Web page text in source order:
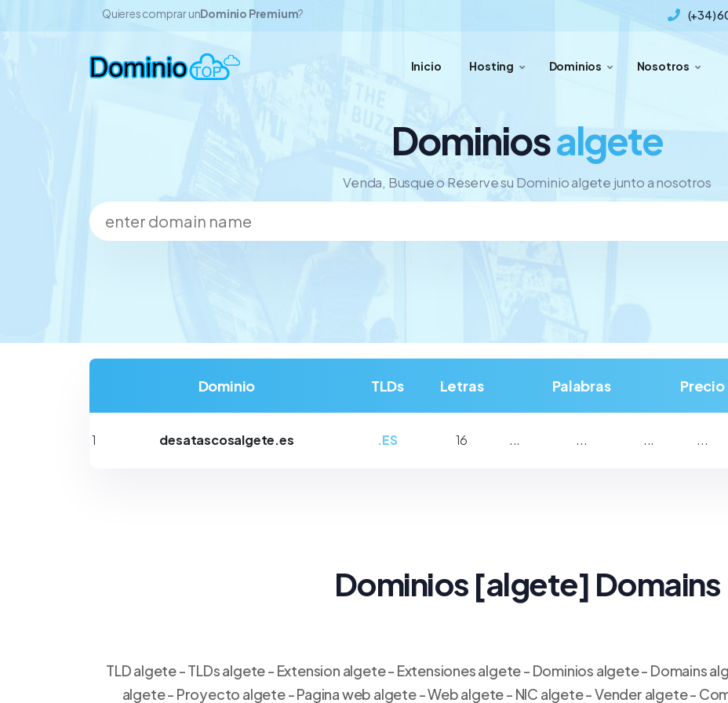
Quieres comprar unDominio Premium? (+34)
Inicio Hosting Dominios Nosotros
Dominiosalgete
Venda, Busque o Reserve su Dominio algete junto a nosotros
Dominio TLDs Letras Palabras Precio
1 desatascosalgete.es .ES 16 ... ... ... ...
Dominios[algete] Domains
TLD algete - TLDs algete - Extension algete - Extensiones algete - Dominios algete - Domains
algete - Proyecto algete - Pagina web algete - Web algete - NIC algete - Vender algete -